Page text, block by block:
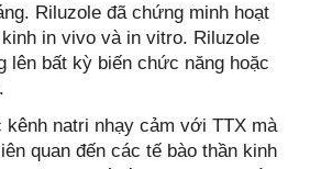
Riluzole đã chứng minh hoạt
in vivo và in vitro. Riluzole
lên bất kỳ biến chức năng hoặc
kênh natri nhạy cảm với TTX mà
quan đến các tế bào thần kinh